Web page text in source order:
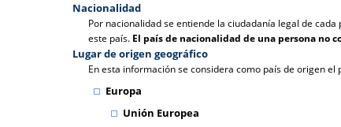
Nacionalidad
Por nacionalidad se entiende la ciudadanía legal de
este país. El país de nacionalidad de una persona no
Lugar de origen geográfico
En esta información se considera como país de origen el
Europa
Unión Europea